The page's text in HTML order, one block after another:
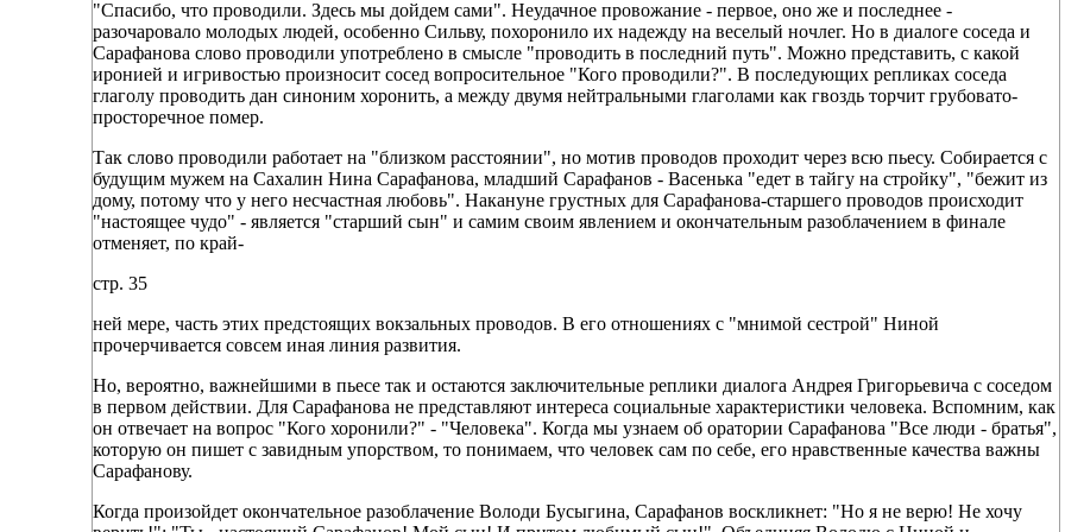
"Спасибо, что проводили. Здесь мы дойдем сами". Неудачное провожание - первое, оно же и последнее -
разочаровало молодых людей, особенно Сильву, похоронило их надежду на веселый ночлег. Но в диалоге соседа и
Сарафанова слово проводили употреблено в смысле "проводить в последний путь". Можно представить, с какой
иронией и игривостью произносит сосед вопросительное "Кого проводили?". В последующих репликах соседа
глаголу проводить дан синоним хоронить, а между двумя нейтральными глаголами как гвоздь торчит грубовато-
просторечное помер.
Так слово проводили работает на "близком расстоянии", но мотив проводов проходит через всю пьесу. Собирается с
будущим мужем на Сахалин Нина Сарафанова, младший Сарафанов - Васенька "едет в тайгу на стройку", "бежит из
дому, потому что у него несчастная любовь". Накануне грустных для Сарафанова-старшего проводов происходит
"настоящее чудо" - является "старший сын" и самим своим явлением и окончательным разоблачением в финале
отменяет, по край-
стр. 35
ней мере, часть этих предстоящих вокзальных проводов. В его отношениях с "мнимой сестрой" Ниной
прочерчивается совсем иная линия развития.
Но, вероятно, важнейшими в пьесе так и остаются заключительные реплики диалога Андрея Григорьевича с соседом
в первом действии. Для Сарафанова не представляют интереса социальные характеристики человека. Вспомним, как
он отвечает на вопрос "Кого хоронили?" - "Человека". Когда мы узнаем об оратории Сарафанова "Все люди - братья",
которую он пишет с завидным упорством, то понимаем, что человек сам по себе, его нравственные качества важны
Сарафанову.
Когда произойдет окончательное разоблачение Володи Бусыгина, Сарафанов воскликнет: "Но я не верю! Не хочу